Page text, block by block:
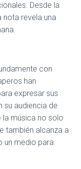
Desde la
nota revela una
con
han
expresar sus
su audiencia de
la música no solo
también alcanza a
un medio para